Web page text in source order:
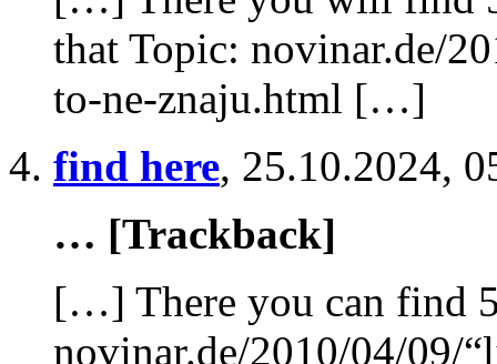
that Topic: novinar.de/
to-ne-znaju.html […]
find here, 25.10.2024,
… [Trackback]
[…] There you can find
novinar.de/2010/04/09/